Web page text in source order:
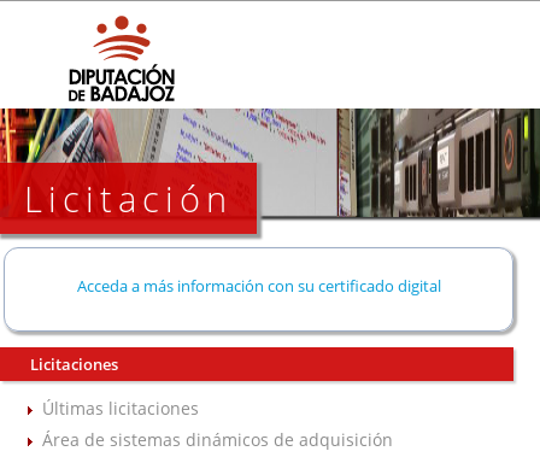
Licitación
Acceda a más información con su certificado digital
Licitaciones
Últimas licitaciones
Área de sistemas dinámicos de adquisición